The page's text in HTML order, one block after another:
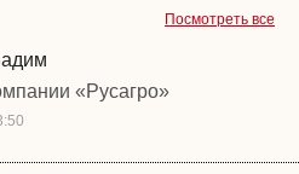
Посмотреть все
«Русагро»